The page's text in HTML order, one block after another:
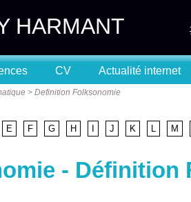
HARMANT
CV Actualité internet
> Definition Folksonomie
E F G H J K L M
- Définition